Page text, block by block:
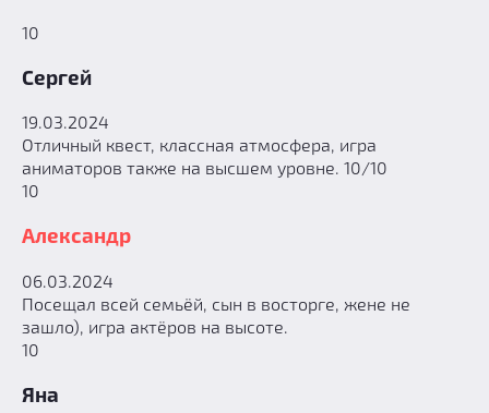
10
Сергей
19.03.2024
Отличный квест, классная атмосфера, игра
аниматоров также на высшем уровне. 10/10
10
Александр
06.03.2024
Посещал всей семьёй, сын в восторге, жене не
зашло), игра актёров на высоте.
10
Яна